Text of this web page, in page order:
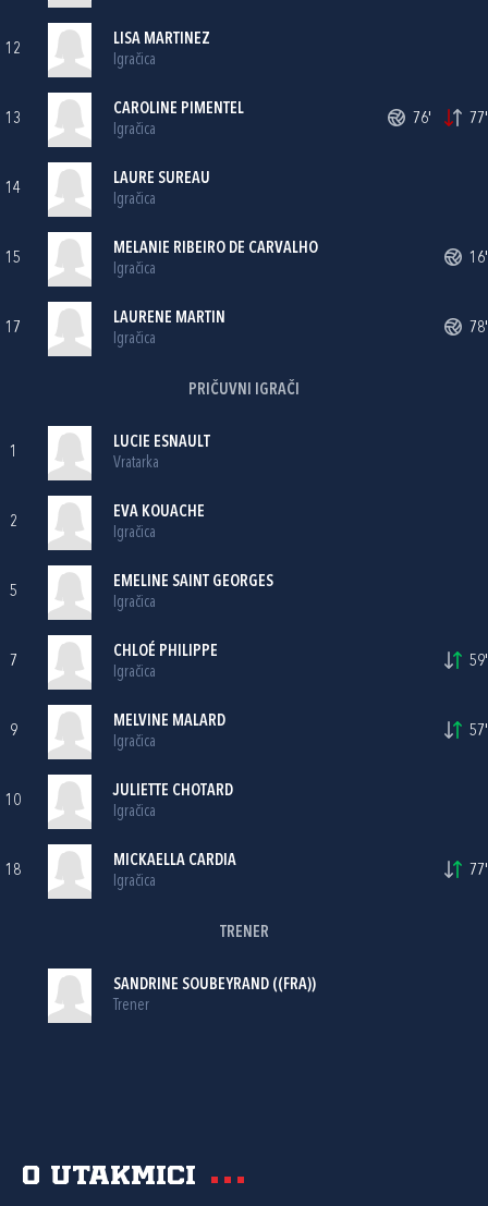
12
LISA MARTINEZ
Igračica
13
CAROLINE PIMENTEL
Igračica
76' 77'
14
LAURE SUREAU
Igračica
15
MELANIE RIBEIRO DE CARVALHO
Igračica
16'
17
LAURENE MARTIN
Igračica
78'
PRIČUVNI IGRAČI
1
LUCIE ESNAULT
Vratarka
2
EVA KOUACHE
Igračica
5
EMELINE SAINT GEORGES
Igračica
7
CHLOÉ PHILIPPE
Igračica
59'
9
MELVINE MALARD
Igračica
57'
10
JULIETTE CHOTARD
Igračica
18
MICKAELLA CARDIA
Igračica
77'
TRENER
SANDRINE SOUBEYRAND ((FRA))
Trener
O utakmici